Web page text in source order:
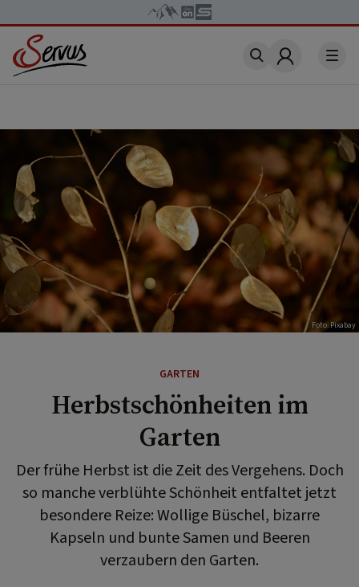
Account
Foto: Pixabay
GARTEN
Herbstschönheiten im
Garten
Der frühe Herbst ist die Zeit des Vergehens. Doch
so manche verblühte Schönheit entfaltet jetzt
besondere Reize: Wollige Büschel, bizarre
Kapseln und bunte Samen und Beeren
verzaubern den Garten.